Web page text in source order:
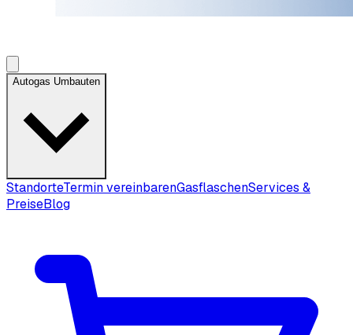
Autogas Umbauten
StandorteTermin vereinbarenGasflaschenServices &
PreiseBlog